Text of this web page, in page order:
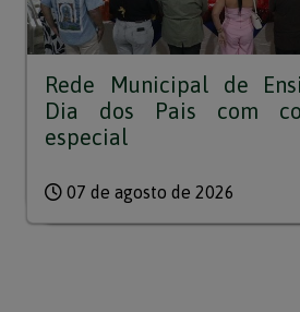
Rede Municipal de
Dia dos Pais com
especial
07 de agosto de 2026